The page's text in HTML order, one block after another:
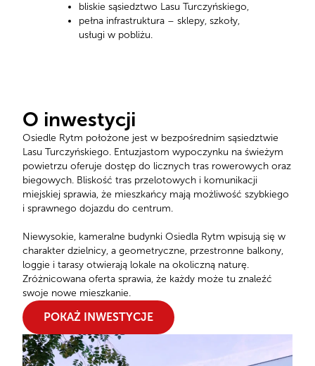
bliskie sąsiedztwo Lasu Turczyńskiego,
pełna infrastruktura – sklepy, szkoły,
usługi w pobliżu.
O inwestycji
Osiedle Rytm położone jest w bezpośrednim sąsiedztwie
Lasu Turczyńskiego. Entuzjastom wypoczynku na świeżym
powietrzu oferuje dostęp do licznych tras rowerowych oraz
biegowych. Bliskość tras przelotowych i komunikacji
miejskiej sprawia, że mieszkańcy mają możliwość szybkiego
i sprawnego dojazdu do centrum.
Niewysokie, kameralne budynki Osiedla Rytm wpisują się w
charakter dzielnicy, a geometryczne, przestronne balkony,
loggie i tarasy otwierają lokale na okoliczną naturę.
Zróżnicowana oferta sprawia, że każdy może tu znaleźć
swoje nowe mieszkanie.
POKAŻ INWESTYCJE